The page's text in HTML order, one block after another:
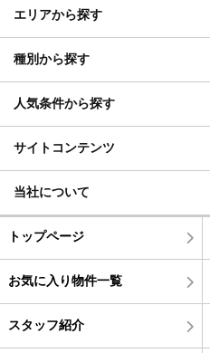
エリアから探す
種別から探す
人気条件から探す
サイトコンテンツ
当社について
トップページ
お気に入り物件一覧
スタッフ紹介